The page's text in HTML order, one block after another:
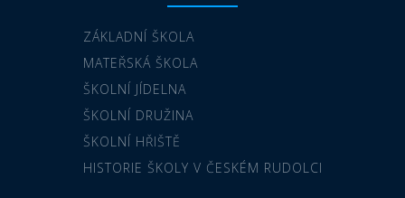
ZÁKLADNÍ ŠKOLA
MATEŘSKÁ ŠKOLA
ŠKOLNÍ JÍDELNA
ŠKOLNÍ DRUŽINA
ŠKOLNÍ HŘIŠTĚ
HISTORIE ŠKOLY V ČESKÉM RUDOLCI